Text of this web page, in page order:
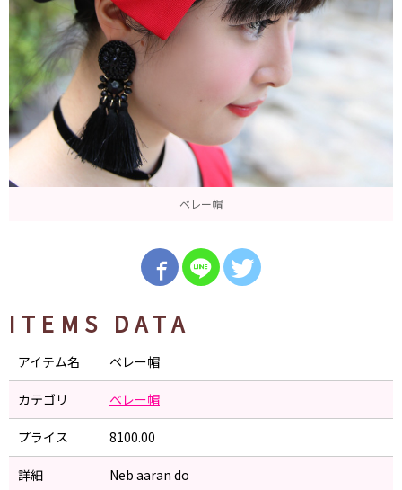
ベレー帽
ITEMS DATA
アイテム名 ベレー帽
カテゴリ ベレー帽
プライス 8100.00
詳細 Neb aaran do